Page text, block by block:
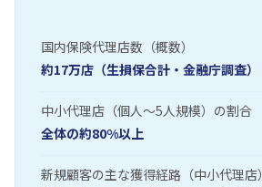
国内保険代理店数（概数）
約17万店（生損保合計・金融庁調査）
中小代理店（個人～5人規模）の割合
全体の約80%以上
新規顧客の主な獲得経路（中小代理店）